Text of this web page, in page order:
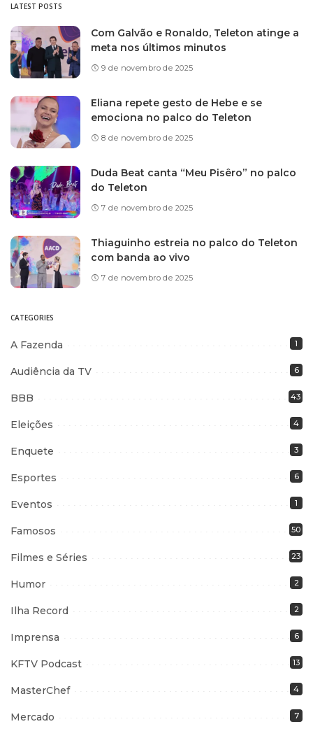
LATEST POSTS
Com Galvão e Ronaldo, Teleton atinge a
meta nos últimos minutos
9 de novembro de 2025
Eliana repete gesto de Hebe e se
emociona no palco do Teleton
8 de novembro de 2025
Duda Beat canta “Meu Pisêro” no palco
do Teleton
7 de novembro de 2025
Thiaguinho estreia no palco do Teleton
com banda ao vivo
7 de novembro de 2025
CATEGORIES
A Fazenda 1
Audiência da TV 6
BBB 43
Eleições 4
Enquete 3
Esportes 6
Eventos 1
Famosos 50
Filmes e Séries 23
Humor 2
Ilha Record 2
Imprensa 6
KFTV Podcast 13
MasterChef 4
Mercado 7